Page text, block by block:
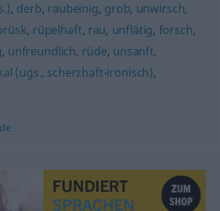
, derb, raubeinig, grob, unwirsch,
, rüpelhaft, rau, unflätig, forsch,
, unfreundlich, rüde, unsanft,
(ugs., scherzhaft-ironisch),